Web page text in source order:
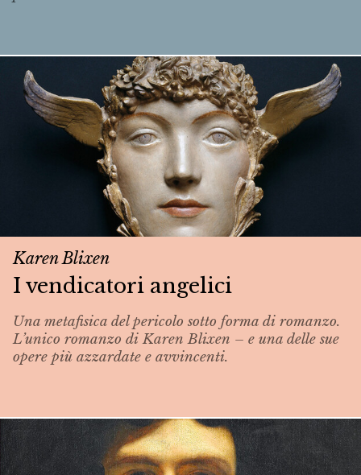
Karen Blixen
I vendicatori angelici
Una metafisica del pericolo sotto forma di romanzo.
L’unico romanzo di Karen Blixen – e una delle sue
opere più azzardate e avvincenti.